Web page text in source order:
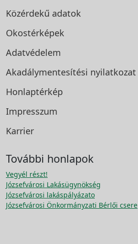
Közérdekű adatok
Okostérképek
Adatvédelem
Akadálymentesítési nyilatkozat
Honlaptérkép
Impresszum
Karrier
További honlapok
Vegyél részt!
Józsefvárosi Lakásügynökség
Józsefvárosi lakáspályázato
Józsefvárosi Önkormányzati Bérlői csere